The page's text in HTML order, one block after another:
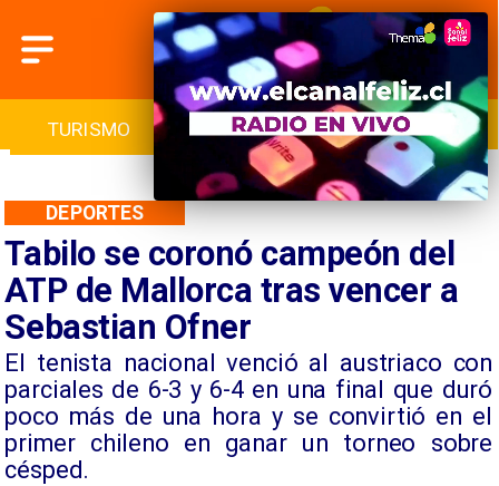
INICIO NACIONAL REGIONAL
Tabilo se coronó campeón del
ATP de Mallorca tras vencer a
Sebastian Ofner
​El tenista nacional venció al austriaco con
parciales de 6-3 y 6-4 en una final que duró
poco más de una hora y se convirtió en el
primer chileno en ganar un torneo sobre
césped.
DEPORTES